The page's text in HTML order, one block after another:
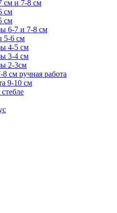
см и 7-8 см
см
см
6-7 и 7-8 см
5-6 см
4-5 см
3-4 см
2-3см
см ручная работа
9-10 см